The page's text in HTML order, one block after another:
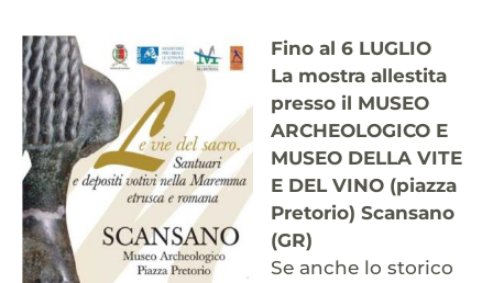
Fino al 6 LUGLIO
La mostra allestita
presso il MUSEO
ARCHEOLOGICO E
MUSEO DELLA VITE
E DEL VINO (piazza
Pretorio) Scansano
(GR)
Se anche lo storico